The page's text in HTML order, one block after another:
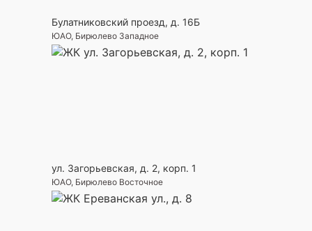
Булатниковский проезд, д. 16Б
ЮАО, Бирюлево Западное
ул. Загорьевская, д. 2, корп. 1
ЮАО, Бирюлево Восточное